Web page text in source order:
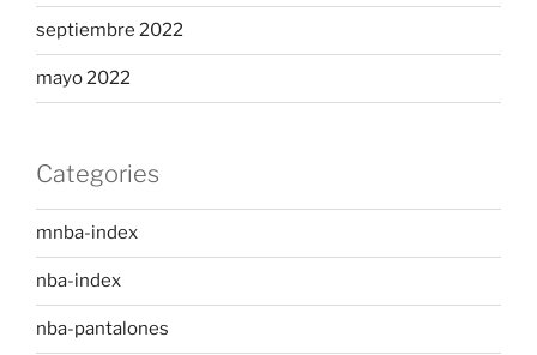
septiembre 2022
mayo 2022
Categories
mnba-index
nba-index
nba-pantalones